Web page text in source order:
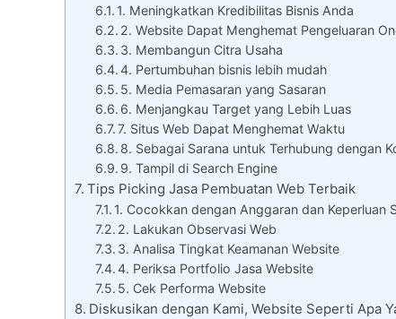
1. Meningkatkan Kredibilitas Bisnis Anda
2. Website Dapat Menghemat Pengeluaran
3. Membangun Citra Usaha
4. Pertumbuhan bisnis lebih mudah
5. Media Pemasaran yang Sasaran
6. Menjangkau Target yang Lebih Luas
7. Situs Web Dapat Menghemat Waktu
8. Sebagai Sarana untuk Terhubung dengan
9. Tampil di Search Engine
Tips Picking Jasa Pembuatan Web Terbaik
1. Cocokkan dengan Anggaran dan Keperluan
2. Lakukan Observasi Web
3. Analisa Tingkat Keamanan Website
4. Periksa Portfolio Jasa Website
5. Cek Performa Website
Diskusikan dengan Kami, Website Seperti Apa